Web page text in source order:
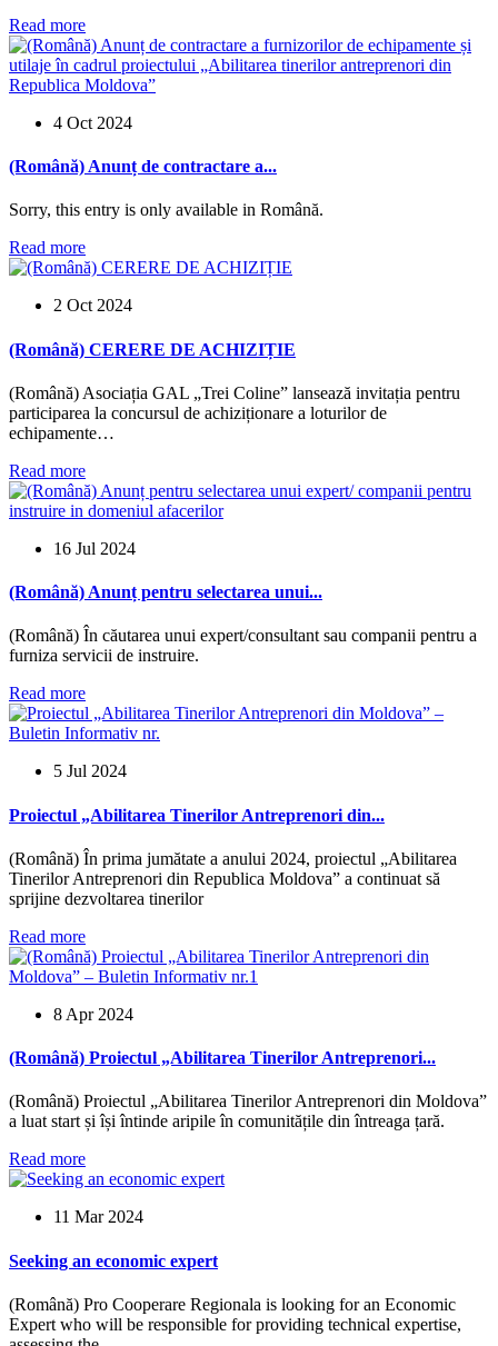
Read more
4 Oct 2024
(Română) Anunț de contractare a...
Sorry, this entry is only available in Română.
Read more
2 Oct 2024
(Română) CERERE DE ACHIZIȚIE
(Română) Asociația GAL „Trei Coline” lansează invitația pentru
participarea la concursul de achiziționare a loturilor de
echipamente…
Read more
16 Jul 2024
(Română) Anunț pentru selectarea unui...
(Română) În căutarea unui expert/consultant sau companii pentru a
furniza servicii de instruire.
Read more
5 Jul 2024
Proiectul „Abilitarea Tinerilor Antreprenori din...
(Română) În prima jumătate a anului 2024, proiectul „Abilitarea
Tinerilor Antreprenori din Republica Moldova” a continuat să
sprijine dezvoltarea tinerilor
Read more
8 Apr 2024
(Română) Proiectul „Abilitarea Tinerilor Antreprenori...
(Română) Proiectul „Abilitarea Tinerilor Antreprenori din Moldova”
a luat start și își întinde aripile în comunitățile din întreaga țară.
Read more
11 Mar 2024
Seeking an economic expert
(Română) Pro Cooperare Regionala is looking for an Economic
Expert who will be responsible for providing technical expertise,